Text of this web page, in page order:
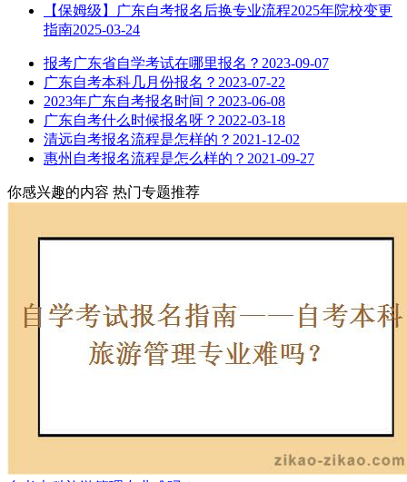
【保姆级】广东自考报名后换专业流程2025年院校变更
指南2025-03-24
报考广东省自学考试在哪里报名？ 2023-09-07
广东自考本科几月份报名？ 2023-07-22
2023年广东自考报名时间？ 2023-06-08
广东自考什么时候报名呀？ 2022-03-18
清远自考报名流程是怎样的？ 2021-12-02
惠州自考报名流程是怎么样的？ 2021-09-27
你感兴趣的内容 热门专题推荐